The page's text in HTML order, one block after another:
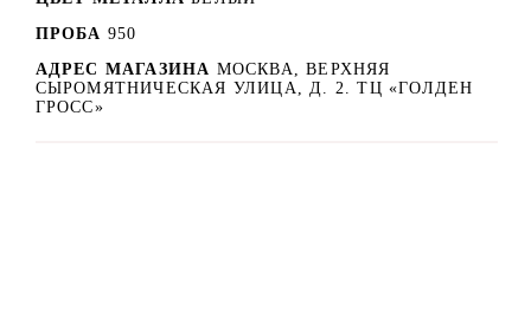
ПРОБА 950
АДРЕС МАГАЗИНА МОСКВА, ВЕРХНЯЯ
СЫРОМЯТНИЧЕСКАЯ УЛИЦА, Д. 2. ТЦ «ГОЛДЕН
ГРОСС»